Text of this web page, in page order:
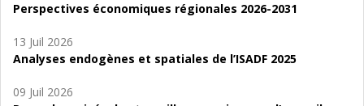
Perspectives économiques régionales 2026-2031
13 Juil 2026
Analyses endogènes et spatiales de l’ISADF 2025
09 Juil 2026